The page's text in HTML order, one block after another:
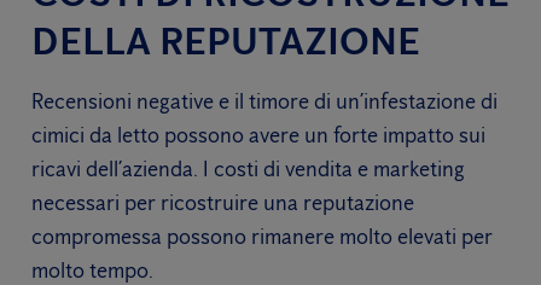
DELLA REPUTAZIONE
Recensioni negative e il timore di un’infestazione di
cimici da letto possono avere un forte impatto sui
ricavi dell’azienda. I costi di vendita e marketing
necessari per ricostruire una reputazione
compromessa possono rimanere molto elevati per
molto tempo.